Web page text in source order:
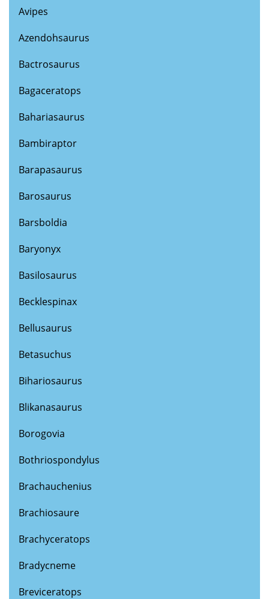
Avipes
Azendohsaurus
Bactrosaurus
Bagaceratops
Bahariasaurus
Bambiraptor
Barapasaurus
Barosaurus
Barsboldia
Baryonyx
Basilosaurus
Becklespinax
Bellusaurus
Betasuchus
Bihariosaurus
Blikanasaurus
Borogovia
Bothriospondylus
Brachauchenius
Brachiosaure
Brachyceratops
Bradycneme
Breviceratops